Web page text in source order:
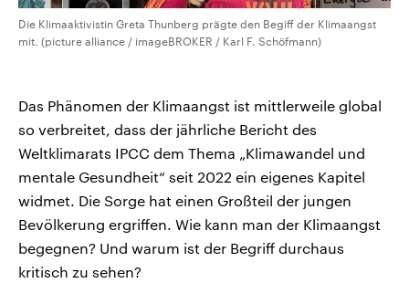
Die Klimaaktivistin Greta Thunberg prägte den Begiff der Klimaangst
mit. (picture alliance / imageBROKER / Karl F. Schöfmann)
Das Phänomen der Klimaangst ist mittlerweile global
so verbreitet, dass der jährliche Bericht des
Weltklimarats IPCC dem Thema „Klimawandel und
mentale Gesundheit“ seit 2022 ein eigenes Kapitel
widmet. Die Sorge hat einen Großteil der jungen
Bevölkerung ergriffen. Wie kann man der Klimaangst
begegnen? Und warum ist der Begriff durchaus
kritisch zu sehen?